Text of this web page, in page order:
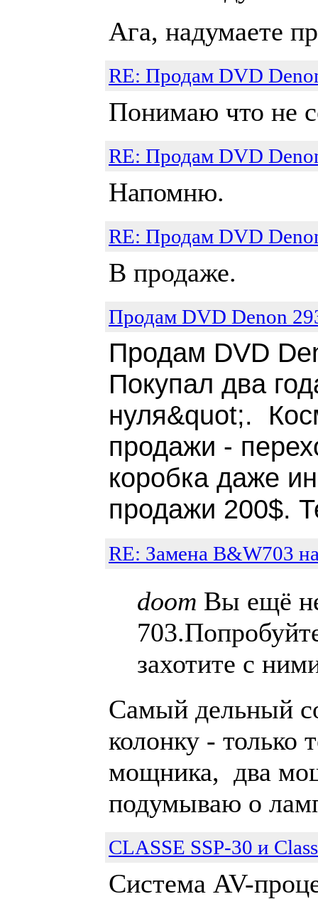
Ага, надумаете
RE: Продам DVD
Понимаю что не
RE: Продам DVD
Напомню.
RE: Продам DVD
В продаже.
Продам DVD Denon
Продам DVD
Покупал два
нуля&quot;.
продажи -
коробка даже
продажи 200$.
RE: Замена B&W703
doom Вы ещё
захотите с
Самый дельный
колонку - только
мощника, два
подумываю о
CLASSE SSP-30 и
Система AV-